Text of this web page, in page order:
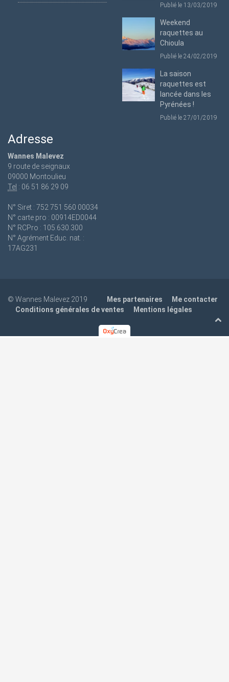
Publié le 13/03/2019
Weekend
raquettes au
Chioula
Publié le 24/02/2019
La saison
raquettes est
lancée dans les
Pyrénées !
Publié le 27/01/2019
Adresse
Wannes Malevez
9 route de seignaux
09000 Montoulieu
Tel : 06 51 86 29 09
N° Siret : 752 751 560 00034
N° carte pro : 00914ED0044
N° RCPro : 105.630.300
N° Agrément Educ. nat. :
17AG231
© Wannes Malevez 2019 Mes partenaires
Me contacter
Conditions générales de ventes
Mentions légales